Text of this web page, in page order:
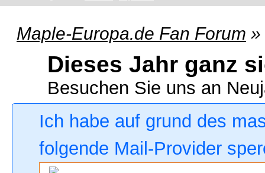
Maple-Europa.de Fan Forum »
Dieses Jahr ganz
Besuchen Sie uns an
Ich habe auf grund des
folgende Mail-Provider